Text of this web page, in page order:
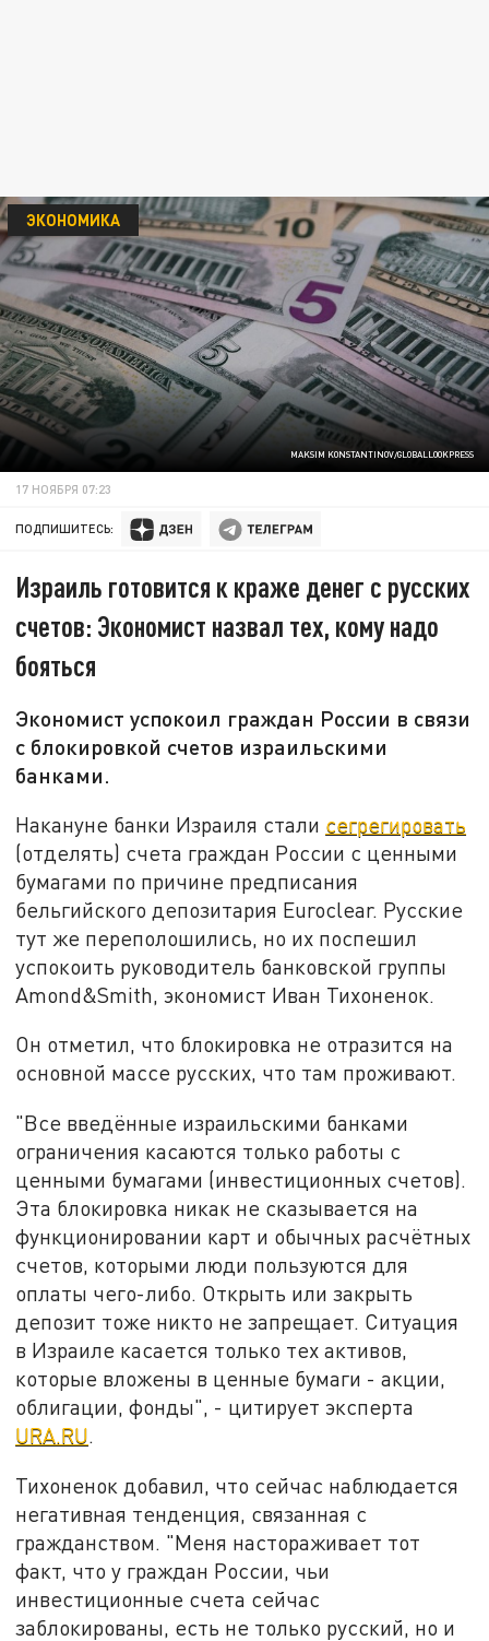
MAKSIM KONSTANTINOV/GLOBALLOOKPRESS
ЭКОНОМИКА
17 НОЯБРЯ 07:23
ПОДПИШИТЕСЬ:
Израиль готовится к краже денег с русских
счетов: Экономист назвал тех, кому надо
бояться
Экономист успокоил граждан России в связи
с блокировкой счетов израильскими
банками.
Накануне банки Израиля стали сегрегировать
(отделять) счета граждан России с ценными
бумагами по причине предписания
бельгийского депозитария Euroclear. Русские
тут же переполошились, но их поспешил
успокоить руководитель банковской группы
Amond&Smith, экономист Иван Тихоненок.
Он отметил, что блокировка не отразится на
основной массе русских, что там проживают.
"Все введённые израильскими банками
ограничения касаются только работы с
ценными бумагами (инвестиционных счетов).
Эта блокировка никак не сказывается на
функционировании карт и обычных расчётных
счетов, которыми люди пользуются для
оплаты чего-либо. Открыть или закрыть
депозит тоже никто не запрещает. Ситуация
в Израиле касается только тех активов,
которые вложены в ценные бумаги - акции,
облигации, фонды", - цитирует эксперта
URA.RU.
Тихоненок добавил, что сейчас наблюдается
негативная тенденция, связанная с
гражданством. "Меня настораживает тот
факт, что у граждан России, чьи
инвестиционные счета сейчас
заблокированы, есть не только русский, но и